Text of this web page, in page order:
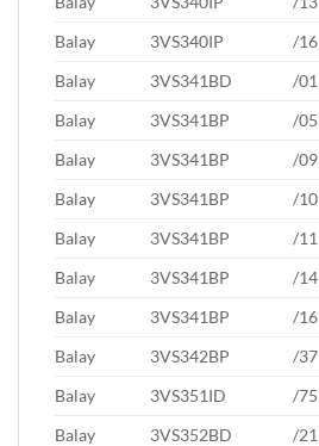
Balay
3VS340IP
/16
Balay
3VS341BD
/01
Balay
3VS341BP
/05
Balay
3VS341BP
/09
Balay
3VS341BP
/10
Balay
3VS341BP
/11
Balay
3VS341BP
/14
Balay
3VS341BP
/16
Balay
3VS342BP
/37
Balay
3VS351ID
/75
Balay
3VS352BD
/21